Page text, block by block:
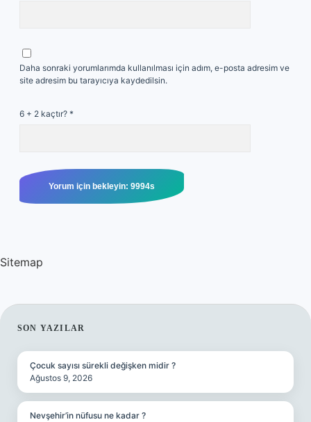
Daha sonraki yorumlarımda kullanılması için adım, e-posta adresim ve
site adresim bu tarayıcıya kaydedilsin.
6 + 2 kaçtır? *
Sitemap
SIDEBAR
SON YAZILAR
Çocuk sayısı sürekli değişken midir ?
Ağustos 9, 2026
Nevşehir’in nüfusu ne kadar ?